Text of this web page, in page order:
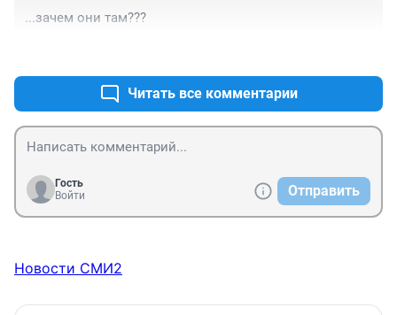
...зачем они там???
Читать все комментарии
Гость
Войти
Отправить
Новости СМИ2